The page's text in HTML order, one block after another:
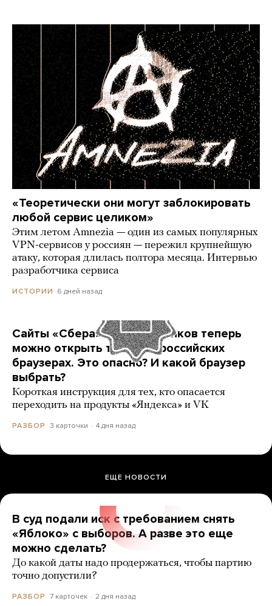
«Теоретически они могут заблокировать
любой сервис целиком»
Этим летом Amnezia — один из самых популярных
VPN-сервисов у россиян — пережил крупнейшую
атаку, которая длилась полтора месяца. Интервью
разработчика сервиса
ИСТОРИИ 6 дней назад
Сайты «Сбера» и других банков теперь
можно открыть только в российских
браузерах. Это опасно? И какой браузер
выбрать?
Короткая инструкция для тех, кто опасается
переходить на продукты «Яндекса» и VK
РАЗБОР 3 карточки 4 дня назад
ЕЩЕ НОВОСТИ
В суд подали иск с требованием снять
«Яблоко» с выборов. А разве это еще
можно сделать?
До какой даты надо продержаться, чтобы партию
точно допустили?
РАЗБОР 7 карточек 2 дня назад